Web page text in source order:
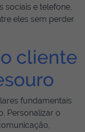
sociais e telefone,
eles sem perder
cliente
fundamentais
Personalizar o